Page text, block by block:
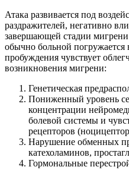
Атака развивается под
раздражителей, негативно
завершающей стадии
обычно больной погружается
пробуждения чувствует
возникновения мигрени:
Генетическая
Пониженный уровень
концентрации
болевой системы и
рецепторов
Нарушение обменных
катехоламинов,
Гормональные